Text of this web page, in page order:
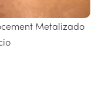
Metalizado